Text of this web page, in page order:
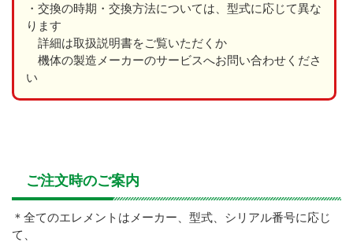
・交換の時期・交換方法については、型式に応じて異な
ります
詳細は取扱説明書をご覧いただくか
機体の製造メーカーのサービスへお問い合わせくださ
い
ご注文時のご案内
＊全てのエレメントはメーカー、型式、シリアル番号に応じ
て、